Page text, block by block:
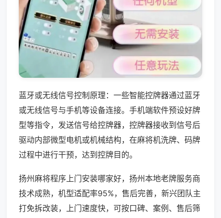
蓝牙或无线信号控制原理：一些智能控牌器通过蓝牙
或无线信号与手机等设备连接。手机端软件预设好牌
型等指令，发送信号给控牌器，控牌器接收到信号后
驱动内部微型电机或机械结构，在麻将机洗牌、码牌
过程中进行干预，达到控牌目的。
扬州麻将程序上门安装哪家好，扬州本地老牌服务商
技术成熟，机型适配率95%，售后完善，新兴团队主
打免拆改装，上门速度快，可按口碑、案例、售后筛